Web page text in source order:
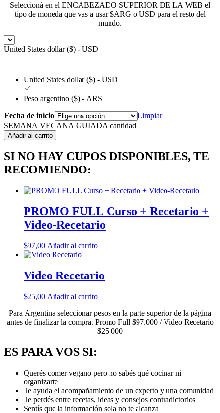
Seleccioná en el ENCABEZADO SUPERIOR DE LA WEB el
tipo de moneda que vas a usar $ARG o USD para el resto del
mundo.
United States dollar ($) - USD
United States dollar ($) - USD
Peso argentino ($) - ARS
Fecha de inicio
Limpiar
SEMANA VEGANA GUIADA cantidad
Añadir al carrito
SI NO HAY CUPOS DISPONIBLES, TE
RECOMIENDO:
PROMO FULL Curso + Recetario +
Video-Recetario
$97,00 Añadir al carrito
Video Recetario
$25,00 Añadir al carrito
Para Argentina seleccionar pesos en la parte superior de la página
antes de finalizar la compra. Promo Full $97.000 / Video Recetario
$25.000
ES PARA VOS SI:
Querés comer vegano pero no sabés qué cocinar ni
organizarte
Te ayuda el acompañamiento de un experto y una comunidad
Te perdés entre recetas, ideas y consejos contradictorios
Sentís que la información sola no te alcanza